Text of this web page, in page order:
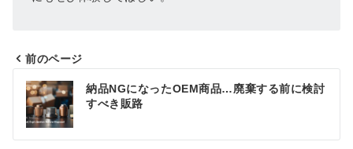
投
稿
ナ
前のページ
納品NGになったOEM商品…廃棄する前に検討
すべき販路